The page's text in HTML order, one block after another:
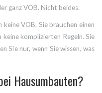
ganz VOB. Nicht beides.
VOB. Sie brauchen einen
komplizierten Regeln. Sie
Sie nur, wenn Sie wissen, was
Hausumbauten?